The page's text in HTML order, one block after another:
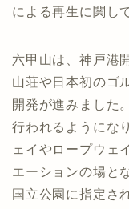
による再生に関し
六甲山は、神戸港
山荘や日本初のゴ
開発が進みました
行われるようにな
ェイやロープウェ
エーションの場と
国立公園に指定さ